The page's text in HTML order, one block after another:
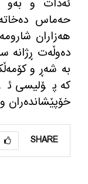
حه‌ماس
هه‌زاران
ده‌وڵه‌ت ڕژانه
به‌ شه‌ڕ و
كه‌ پۆلیسی
خۆپێشانده‌ران
SHARE